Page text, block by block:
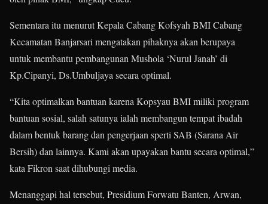
Sementara itu menurut Kepala Cabang Kofsyah BMI Cabang
Kecamatan Banjarsari mengatakan pihaknya akan berupaya
untuk membantu pembangunan Mushola ‘Nurul Janah’ di
Kp.Cipanyi, Ds.Umbuljaya secara optimal.
“Kita optimalkan bantuan karena Kopsyau BMI miliki program
bantuan sosial, salah satunya ialah membangun tempat ibadah
dalam bentuk barang dan pengerjaan sperti SAB (Sarana Air
Bersih) dan lainnya. Kami akan upayakan bantu secara optimal,”
kata Fikron saat dihubungi media.
Menanggapi hal tersebut, Presidium Forwatu Banten, Arwan,